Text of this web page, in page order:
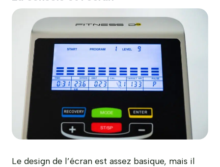
Le design de l’écran est assez basique, mais il